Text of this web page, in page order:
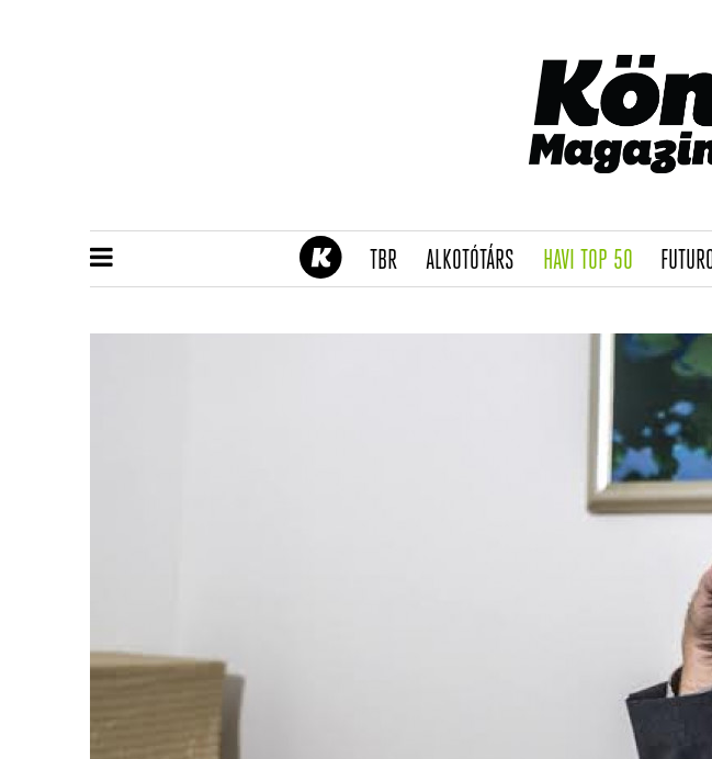
TBR(CURRENT)
ALKOTÓTÁRS(CURRENT)
HAVI TOP 50(CURRENT)